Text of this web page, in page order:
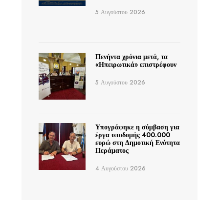
5 Αυγούστου 2026
Πενήντα χρόνια μετά, τα
«Ηπειρωτικά» επιστρέφουν
5 Αυγούστου 2026
Υπογράφηκε η σύμβαση για
έργα υποδομής 400.000
ευρώ στη Δημοτική Ενότητα
Περάματος
4 Αυγούστου 2026